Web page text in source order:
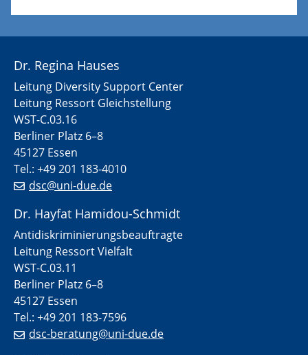
Dr. Regina Hauses
Leitung Diversity Support Center
Leitung Ressort Gleichstellung
WST-C.03.16
Berliner Platz 6–8
45127 Essen
Tel.: +49 201 183-4010
dsc@uni-due.de
Dr. Hayfat Hamidou-Schmidt
Antidiskriminierungsbeauftragte
Leitung Ressort Vielfalt
WST-C.03.11
Berliner Platz 6–8
45127 Essen
Tel.: +49 201 183-7596
dsc-beratung@uni-due.de